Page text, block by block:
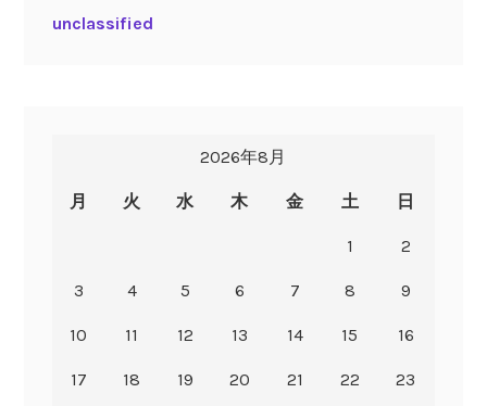
unclassified
2026年8月
月 火 水 木 金 土 日
1 2
3 4 5 6 7 8 9
10 11 12 13 14 15 16
17 18 19 20 21 22 23